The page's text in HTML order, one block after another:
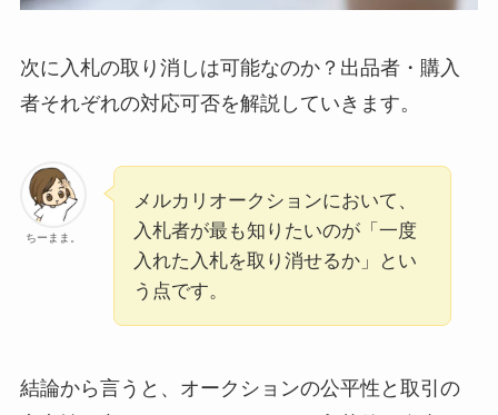
次に入札の取り消しは可能なのか？出品者・購入
者それぞれの対応可否を解説していきます。
ちーまま。
メルカリオークションにおいて、
入札者が最も知りたいのが「一度
入れた入札を取り消せるか」とい
う点です。
結論から言うと、オークションの公平性と取引の